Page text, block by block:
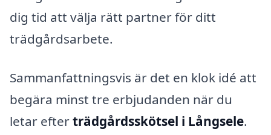
dig tid att välja rätt partner för ditt
trädgårdsarbete.
Sammanfattningsvis är det en klok idé att
begära minst tre erbjudanden när du
letar efterträdgårdsskötsel i Långsele.